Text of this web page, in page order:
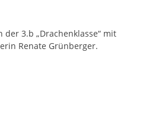
der 3.b „Drachenklasse“ mit
Renate Grünberger.